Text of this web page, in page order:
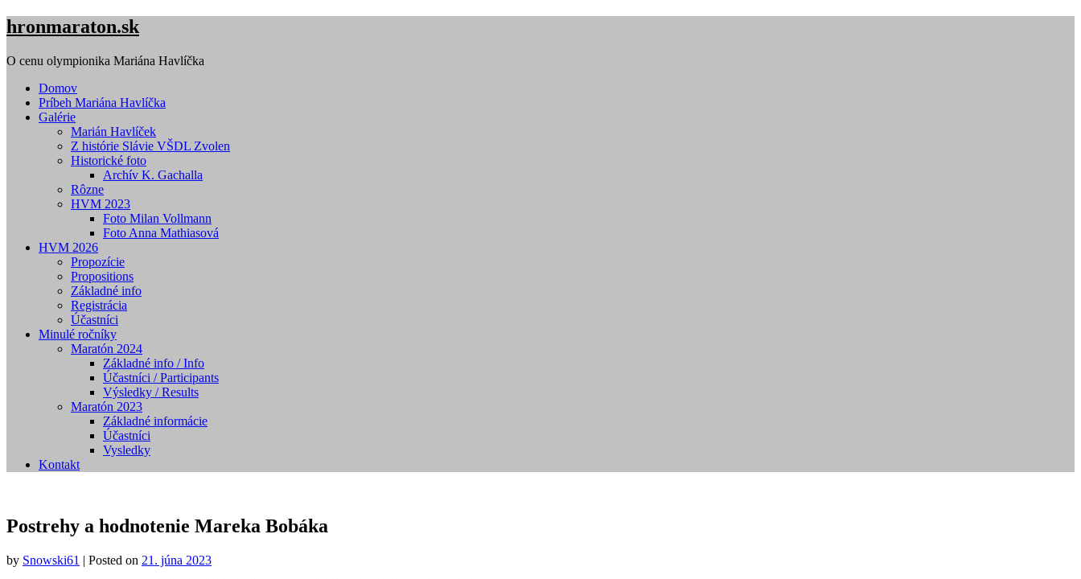
Skip
to
hronmaraton.sk
O cenu olympionika Mariána Havlíčka
Domov
Príbeh Mariána Havlíčka
Galérie
Marián Havlíček
Z histórie Slávie VŠDL Zvolen
Historické foto
Archív K. Gachalla
Rôzne
HVM 2023
Foto Milan Vollmann
Foto Anna Mathiasová
HVM 2026
Propozície
Propositions
Základné info
Registrácia
Účastníci
Minulé ročníky
Maratón 2024
Základné info / Info
Účastníci / Participants
Výsledky / Results
Maratón 2023
Základné informácie
Účastníci
Vysledky
Kontakt
Postrehy a hodnotenie Mareka Bobáka
by Snowski61 | Posted on 21. júna 2023